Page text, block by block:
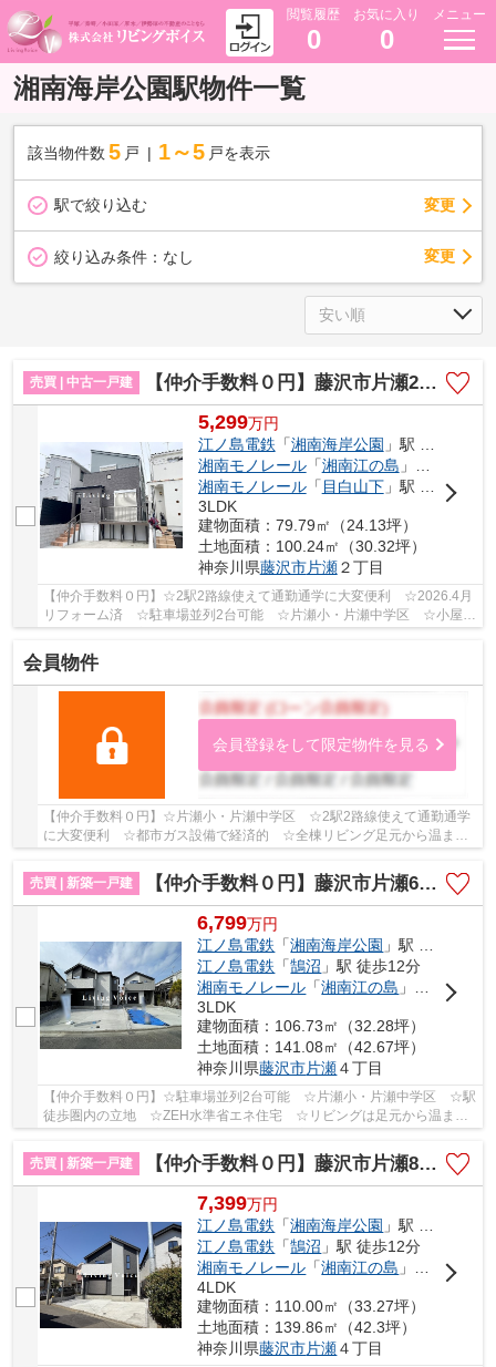
閲覧履歴
0
お気に入り
0
メニュー
湘南海岸公園駅物件一覧
該当物件数 5 戸 1～5 戸を表示
駅で絞り込む 変更
絞り込み条件： なし 変更
売買 | 中古一戸建 【仲介手数料０円】藤沢市片瀬2丁目 中古一戸建て
5,299万円
江ノ島電鉄 「湘南海岸公園 」駅 徒歩8分
湘南モノレール「湘南江の島 」駅 徒歩10分
湘南モノレール「 目白山下」駅 徒歩11分
3LDK
建物面積：79.79㎡（24.13坪）
土地面積：100.24㎡（30.32坪）
神奈川県藤沢市片瀬２丁目
【仲介手数料０円】☆2駅2路線使えて通勤通学に大変便利 ☆2026.4月
リフォーム済 ☆駐車場並列2台可能 ☆片瀬小・片瀬中学区 ☆小屋裏
会員物件
会員登録をして限定物件を見る
【仲介手数料０円】☆片瀬小・片瀬中学区 ☆2駅2路線使えて通勤通学
に大変便利 ☆都市ガス設備で経済的 ☆全棟リビング足元から温まる
床暖房完備 ☆駐車スペース並列2台可能♪ 【藤沢市...
売買 | 新築一戸建
【仲介手数料０円】藤沢市片瀬6期 新築一戸建て 全2棟
6,799万円
江ノ島電鉄 「湘南海岸公園 」駅 徒歩4分
江ノ島電鉄 「鵠沼 」駅 徒歩12分
湘南モノレール 「湘南江の島 」駅 徒歩14分
3LDK
建物面積：106.73㎡（32.28坪）
土地面積：141.08㎡（42.67坪）
神奈川県藤沢市片瀬４丁目
【仲介手数料０円】☆駐車場並列2台可能 ☆片瀬小・片瀬中学区 ☆駅
徒歩圏内の立地 ☆ZEH水準省エネ住宅 ☆リビングは足元から温まる
売買 | 新築一戸建
【仲介手数料０円】藤沢市片瀬8期 新築一戸建て
7,399万円
江ノ島電鉄 「湘南海岸公園 」駅 徒歩4分
江ノ島電鉄 「鵠沼 」駅 徒歩12分
湘南モノレール 「湘南江の島 」駅 徒歩14分
4LDK
建物面積：110.00㎡（33.27坪）
土地面積：139.86㎡（42.3坪）
神奈川県藤沢市片瀬４丁目